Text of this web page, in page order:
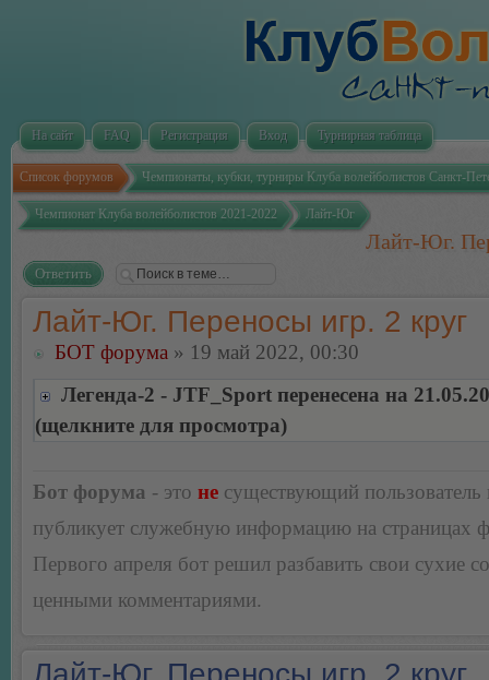
На сайт FAQ Регистрация Вход Турнирная таблица
Список форумов Чемпионаты, кубки, турниры Клуба волейболистов Санкт-
Чемпионат Клуба волейболистов 2021-2022 Лайт-Юг
Лайт-Юг.
Ответить
Лайт-Юг. Переносы игр. 2 круг
БОТ форума » 19 май 2022, 00:30
Легенда-2 - JTF_Sport перенесена на
(щелкните для просмотра)
Бот форума - это не существующий пользователь
публикует служебную информацию на страницах
Первого апреля бот решил разбавить свои сухие
ценными комментариями.